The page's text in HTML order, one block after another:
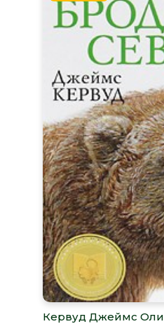
Кервуд Джеймс